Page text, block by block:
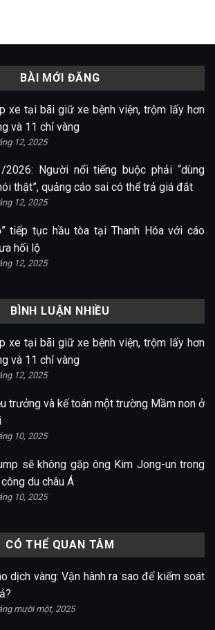
BÀI MỚI ĐĂNG
xe tại bãi giữ xe bệnh viện, trộm lấy hơn
và 11 chỉ vàng
12, 2025
Người nổi tiếng buộc phải “dùng
thật”, quảng cáo sai có thể trả giá đắt
12, 2025
tiếp tục hầu tòa tại Thanh Hóa với cáo
hối lộ
12, 2025
BÌNH LUẬN NHIỀU
xe tại bãi giữ xe bệnh viện, trộm lấy hơn
và 11 chỉ vàng
12, 2025
trưởng và kế toán một trường Mầm non ở
10, 2025
sẽ không gặp ông Kim Jong-un trong
du châu Á
10, 2025
CÓ THỂ QUAN TÂM
dịch vàng: Vận hành ra sao để kiểm soát
mười một, 2025